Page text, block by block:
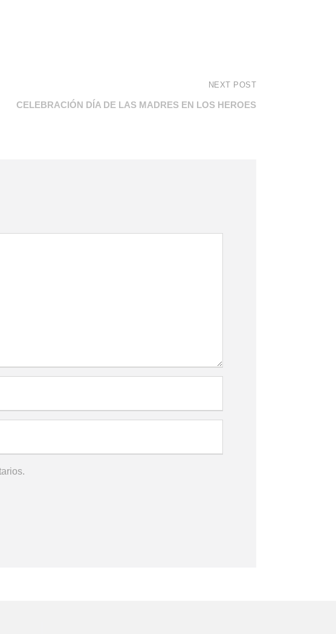
NEXT POST
CELEBRACIÓN DÍA DE LAS MADRES EN LOS HEROES